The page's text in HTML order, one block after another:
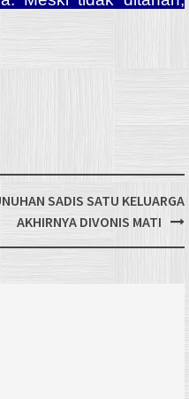
SADIS SATU KELUARGA
AKHIRNYA DIVONIS MATI